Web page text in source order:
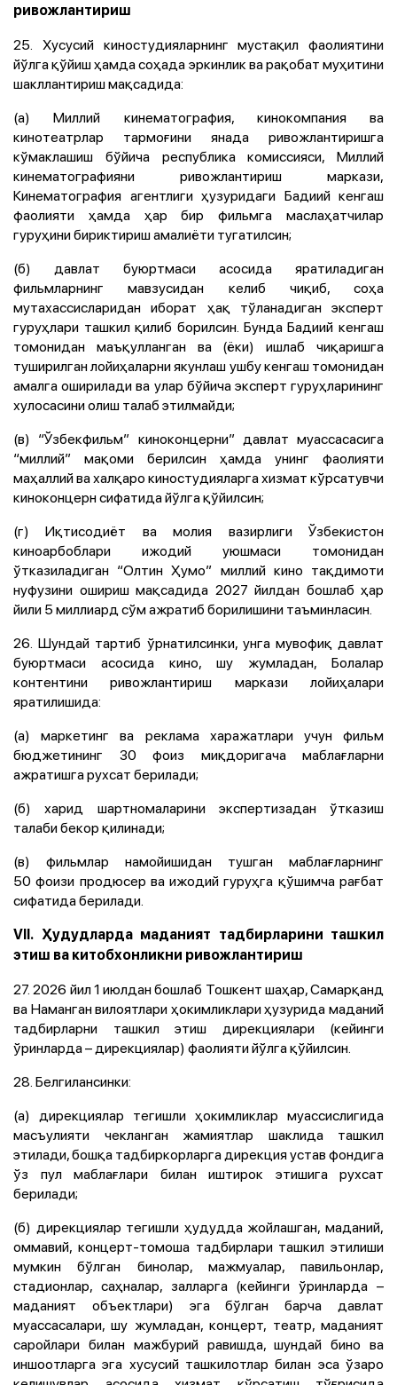
ривожлантириш
25. Хусусий киностудияларнинг мустақил фаолиятини
йўлга қўйиш ҳамда соҳада эркинлик ва рақобат муҳитини
шакллантириш мақсадида:
(а) Миллий кинематография, кинокомпания ва
кинотеатрлар тармоғини янада ривожлантиришга
кўмаклашиш бўйича республика комиссияси, Миллий
кинематографияни ривожлантириш маркази,
Кинематография агентлиги ҳузуридаги Бадиий кенгаш
фаолияти ҳамда ҳар бир фильмга маслаҳатчилар
гуруҳини бириктириш амалиёти тугатилсин;
(б) давлат буюртмаси асосида яратиладиган
фильмларнинг мавзусидан келиб чиқиб, соҳа
мутахассисларидан иборат ҳақ тўланадиган эксперт
гуруҳлари ташкил қилиб борилсин. Бунда Бадиий кенгаш
томонидан маъқулланган ва (ёки) ишлаб чиқаришга
туширилган лойиҳаларни якунлаш ушбу кенгаш томонидан
амалга оширилади ва улар бўйича эксперт гуруҳларининг
хулосасини олиш талаб этилмайди;
(в) “Ўзбекфильм” киноконцерни” давлат муассасасига
“миллий” мақоми берилсин ҳамда унинг фаолияти
маҳаллий ва халқаро киностудияларга хизмат кўрсатувчи
киноконцерн сифатида йўлга қўйилсин;
(г) Иқтисодиёт ва молия вазирлиги Ўзбекистон
киноарбоблари ижодий уюшмаси томонидан
ўтказиладиган “Олтин Ҳумо” миллий кино тақдимоти
нуфузини ошириш мақсадида 2027 йилдан бошлаб ҳар
йили 5 миллиард сўм ажратиб борилишини таъминласин.
26. Шундай тартиб ўрнатилсинки, унга мувофиқ давлат
буюртмаси асосида кино, шу жумладан, Болалар
контентини ривожлантириш маркази лойиҳалари
яратилишида:
(а) маркетинг ва реклама харажатлари учун фильм
бюджетининг 30 фоиз миқдоригача маблағларни
ажратишга рухсат берилади;
(б) харид шартномаларини экспертизадан ўтказиш
талаби бекор қилинади;
(в) фильмлар намойишидан тушган маблағларнинг
50 фоизи продюсер ва ижодий гуруҳга қўшимча рағбат
сифатида берилади.
VII. Ҳудудларда маданият тадбирларини ташкил
этиш ва китобхонликни ривожлантириш
27. 2026 йил 1 июлдан бошлаб Тошкент шаҳар, Самарқанд
ва Наманган вилоятлари ҳокимликлари ҳузурида маданий
тадбирларни ташкил этиш дирекциялари (кейинги
ўринларда – дирекциялар) фаолияти йўлга қўйилсин.
28. Белгилансинки:
(а) дирекциялар тегишли ҳокимликлар муассислигида
масъулияти чекланган жамиятлар шаклида ташкил
этилади, бошқа тадбиркорларга дирекция устав фондига
ўз пул маблағлари билан иштирок этишига рухсат
берилади;
(б) дирекциялар тегишли ҳудудда жойлашган, маданий,
оммавий, концерт-томоша тадбирлари ташкил этилиши
мумкин бўлган бинолар, мажмуалар, павильонлар,
стадионлар, саҳналар, залларга (кейинги ўринларда –
маданият объектлари) эга бўлган барча давлат
муассасалари, шу жумладан, концерт, театр, маданият
саройлари билан мажбурий равишда, шундай бино ва
иншоотларга эга хусусий ташкилотлар билан эса ўзаро